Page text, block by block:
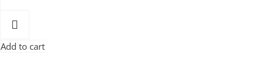
Add to cart